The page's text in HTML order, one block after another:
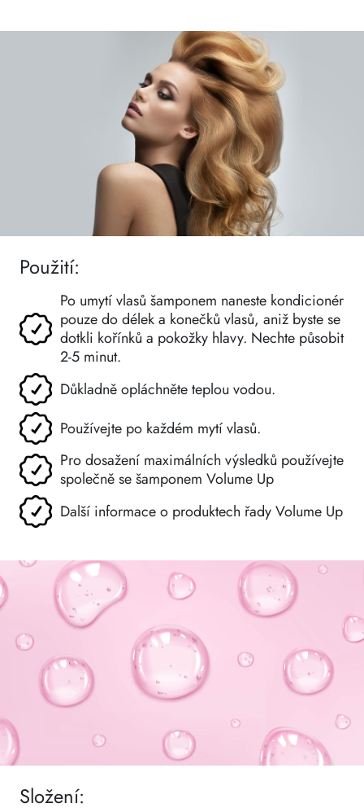
Použití:
Po umytí vlasů šamponem naneste kondicionér
pouze do délek a konečků vlasů, aniž byste se
dotkli kořínků a pokožky hlavy. Nechte působit
2-5 minut.
Důkladně opláchněte teplou vodou.
Používejte po každém mytí vlasů.
Pro dosažení maximálních výsledků používejte
společně se šamponem Volume Up
Další informace o produktech řady Volume Up
Složení: